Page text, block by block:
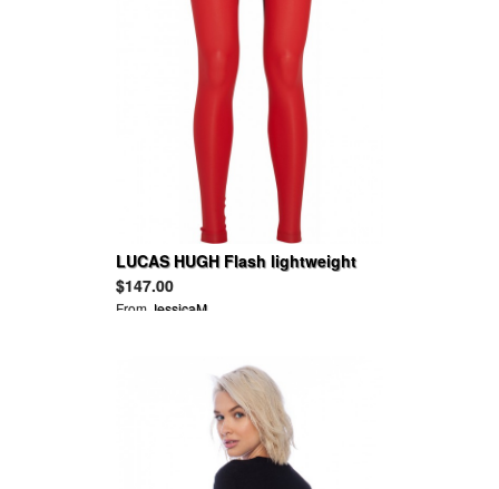
LUCAS HUGH Flash lightweight
stretch leggings
$147.00
From JessicaM